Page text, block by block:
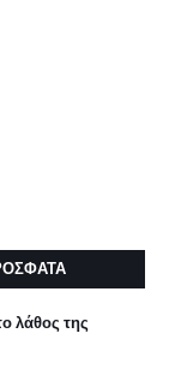
λάθος της